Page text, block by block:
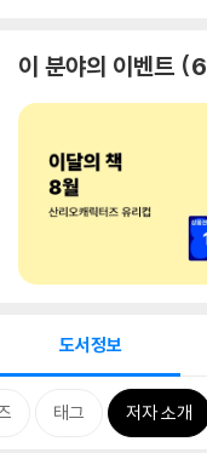
이 분야의 이벤트 6
도서정보
태그 저자 소개